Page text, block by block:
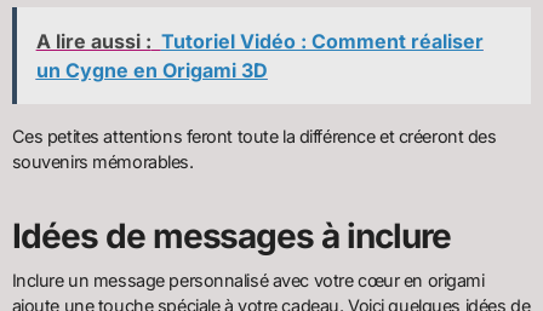
A lire aussi : Tutoriel Vidéo : Comment réaliser
un Cygne en Origami 3D
Ces petites attentions feront toute la différence et créeront des
souvenirs mémorables.
Idées de messages à inclure
Inclure un message personnalisé avec votre cœur en origami
ajoute une touche spéciale à votre cadeau. Voici quelques idées de